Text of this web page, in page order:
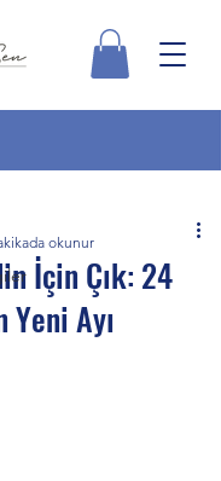
İçin Çık: 24
Yeni Ayı
okunur